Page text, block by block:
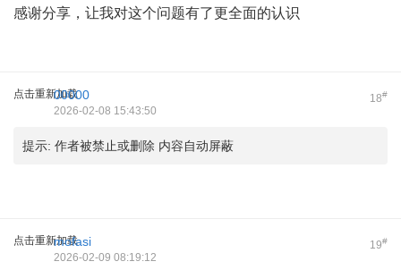
感谢分享，让我对这个问题有了更全面的认识
点击重新加载 18#
00000
2026-02-08 15:43:50
提示: 作者被禁止或删除 内容自动屏蔽
点击重新加载 19#
mofasi
2026-02-09 08:19:12